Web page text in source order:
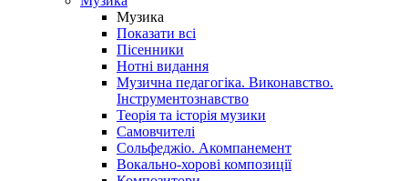
Музика
Показати всі
Пісенники
Нотні видання
Музична педагогіка. Виконавство.
Інструментознавство
Теорія та історія музики
Самовчителі
Сольфеджіо. Акомпанемент
Вокально-хорові композиції